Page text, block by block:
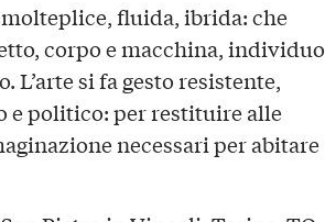
fluida, ibrida: che
corpo e macchina, individuo
L’arte si fa gesto resistente,
e politico: per restituire alle
necessari per abitare